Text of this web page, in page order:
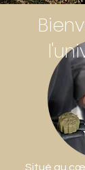
Situé au